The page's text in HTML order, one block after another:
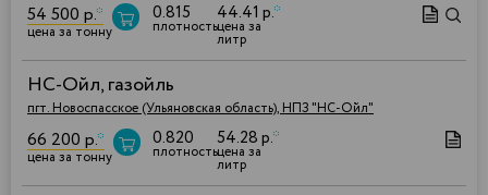
54 500 р.*
цена за тонну
0.815
плотность
44.41 р.*
цена за
литр
НС-Ойл, газойль
пгт. Новоспасское (Ульяновская область), НПЗ "НС-Ойл"
66 200 р.*
цена за тонну
0.820
плотность
54.28 р.*
цена за
литр